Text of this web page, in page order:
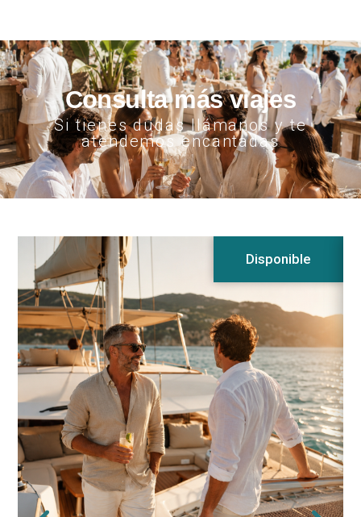
Consulta más viajes
Si tienes dudas llámanos y te
atendemos encantadas
Disponible